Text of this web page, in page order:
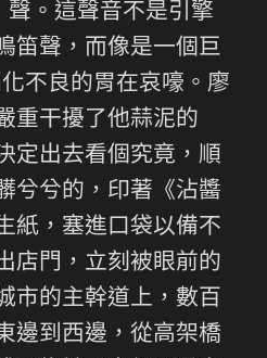
聲。這聲音不是引擎
笛聲，而像是一個巨
化不良的胃在哀嚎。廖
重干擾了他蒜泥的
定出去看個究竟，順
兮兮的，印著《沾醬
紙，塞進口袋以備不
店門，立刻被眼前的
市的主幹道上，數百
邊到西邊，從高架橋